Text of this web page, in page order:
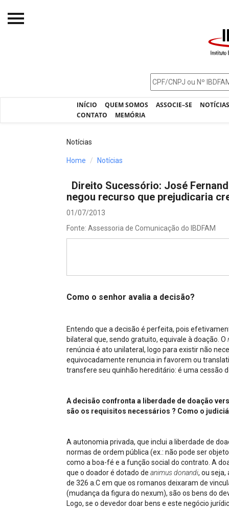
INÍCIO QUEM SOMOS ASSOCIE–SE
CONTATO
MEMÓRIA
Processos - IBDFAM
Projetos do IBDFAM
Alienação Parental
IBDFAM Educacional
Notícias
Home Notícias
Direito Sucessório: José
negou recurso que prejudicaria
01/07/2013
Fonte: Assessoria de Comunicação do IBDFAM
Como o senhor avalia a decisão?
Entendo que a decisão é perfeita, pois
bilateral que, sendo gratuito, equivale à doação. O
renúncia é ato unilateral, logo para existir não
equivocadamente renuncia in favorem ou
transfere seu quinhão hereditário: é uma cessão
A decisão confronta a liberdade de doação
são os requisitos necessários ? Como o
A autonomia privada, que inclui a liberdade de
normas de ordem pública (ex.: não pode ser
como a boa-fé e a função social do contrato. A
que o doador é dotado de animus donandi, ou seja,
de 326 a.C em que os romanos deixaram de
(mudança da figura do nexum), são os bens do
Logo, se o devedor doar bens e este negócio